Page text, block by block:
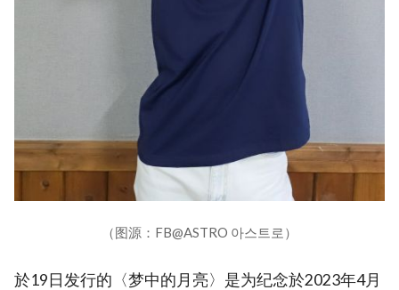
（图源：FB@ASTRO 아스트로）
於19日发行的〈梦中的月亮〉是为纪念於2023年4月